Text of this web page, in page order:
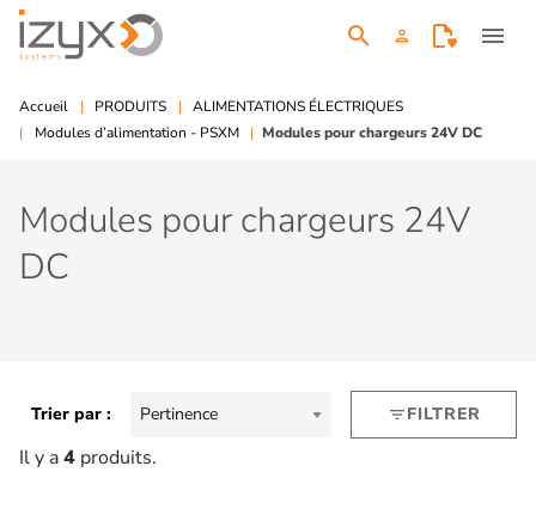
search person menu
Accueil PRODUITS
ALIMENTATIONS ÉLECTRIQUES
Modules d’alimentation - PSXM
Modules pour chargeurs 24V DC
Modules pour chargeurs 24V
DC
Il y a4 produits.
Trier par : Pertinence filter_listFILTRER